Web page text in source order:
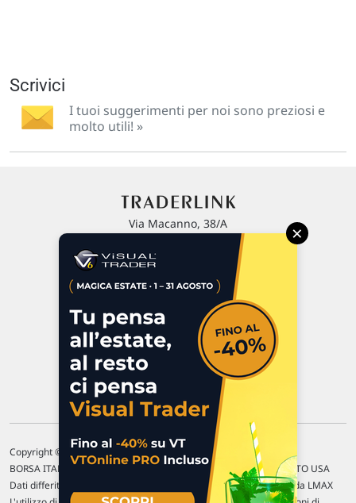
Scrivici
I tuoi suggerimenti per noi sono preziosi e
molto utili! »
Via Macanno, 38/A
P.IVA 02 452 460 401
Commenti e segnalazioni
Contattaci
Copyright © 1996-2026 Traderlink Italia s.r.l.
BORSA ITALIANA Quotazioni di borsa differite di 15 min. / MERCATO USA
Dati differiti di 15 min. (fonte Intrinio) / FOREX Quotazioni fornite da LMAX
×